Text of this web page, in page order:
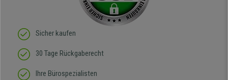
Sicher kaufen
30 Tage Rückgaberecht
Ihre Bürospezialisten